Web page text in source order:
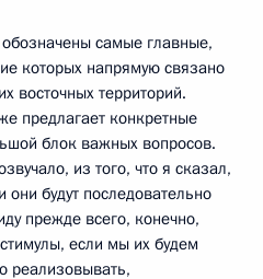
самые главные,
которых напрямую связано
восточных территорий.
предлагает конкретные
блок важных вопросов.
из того, что я сказал,
будут последовательно
прежде всего, конечно,
если мы их будем
реализовывать,